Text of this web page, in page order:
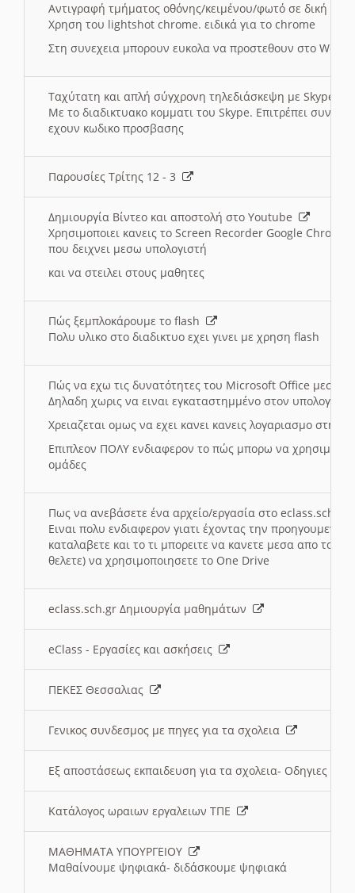
Αντιγραφή τμήματος οθόνης/κειμένου/φωτό σε δική
Χρηση του lightshot chrome. ειδικά για το chrome
Στη συνεχεια μπορουν ευκολα να προστεθουν στο Word
Ταχύτατη και απλή σύγχρονη τηλεδιάσκεψη με Skype
Με το διαδικτυακο κομματι του Skype. Επιτρέπει
εχουν κωδικο προσβασης
Παρουσίες Τρίτης 12 - 3
Δημιουργία Βίντεο και αποστολή στο Youtube
Χρησιμοποιει κανεις το Screen Recorder Google Chrome
που δειχνει μεσω υπολογιστή
και να στειλει στους μαθητες
Πώς ξεμπλοκάρουμε το flash
Πολυ υλικο στο διαδικτυο εχει γινει με χρηση flash
Πώς να εχω τις δυνατότητες του Microsoft Office μεσω
Δηλαδη χωρις να ειναι εγκαταστημμένο στον
Χρειαζεται ομως να εχει κανει κανεις λογαριασμο στη
Επιπλεον ΠΟΛΥ ενδιαφερον το πώς μπορω να
ομάδες
Πως να ανεβάσετε ένα αρχείο/εργασία στο eclass.sch.gr
Ειναι πολυ ενδιαφερον γιατι έχοντας την
καταλαβετε και το τι μπορειτε να κανετε μεσα απο το
θελετε) να χρησιμοποιησετε το One Drive
eclass.sch.gr Δημιουργία μαθημάτων
eClass - Εργασίες και ασκήσεις
ΠΕΚΕΣ Θεσσαλιας
Γενικος συνδεσμος με πηγες για τα σχολεια
Εξ αποστάσεως εκπαιδευση για τα σχολεια- Οδηγιες
Κατάλογος ωραιων εργαλειων ΤΠΕ
ΜΑΘΗΜΑΤΑ ΥΠΟΥΡΓΕΙΟΥ
Μαθαίνουμε ψηφιακά- διδάσκουμε ψηφιακά